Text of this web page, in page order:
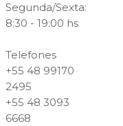
Segunda/Sexta:
8:30 - 19:00 hs
Telefones
+55 48 99170
2495
+55 48 3093
6668